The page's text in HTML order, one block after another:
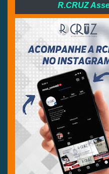
R.CRUZ